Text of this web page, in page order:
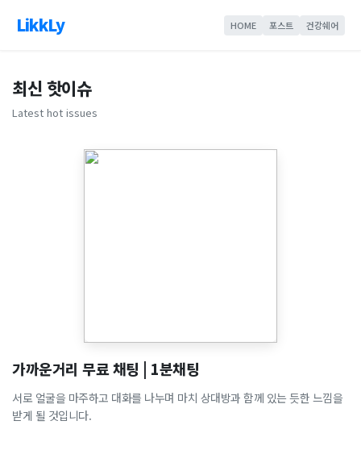
LikkLy HOME 포스트 건강쉐어
최신 핫이슈
Latest hot issues
가까운거리 무료 채팅 | 1분채팅
서로 얼굴을 마주하고 대화를 나누며 마치 상대방과 함께 있는 듯한 느낌을
받게 될 것입니다.